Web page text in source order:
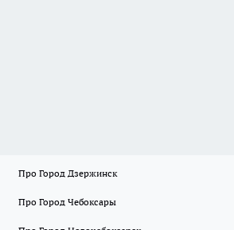
Про Город Дзержинск
Про Город Чебоксары